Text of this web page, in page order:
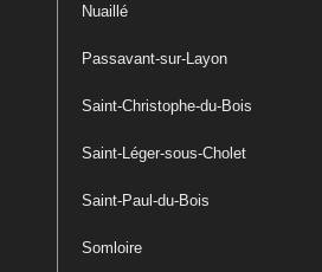
Nuaillé
Passavant-sur-Layon
Saint-Christophe-du-Bois
Saint-Léger-sous-Cholet
Saint-Paul-du-Bois
Somloire